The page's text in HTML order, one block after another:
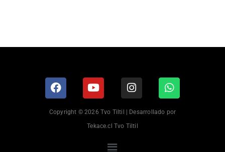
Copyright © 2026 Tvo Tiltil | Desarrollado por
Tekace.cl Tvo Tiltil